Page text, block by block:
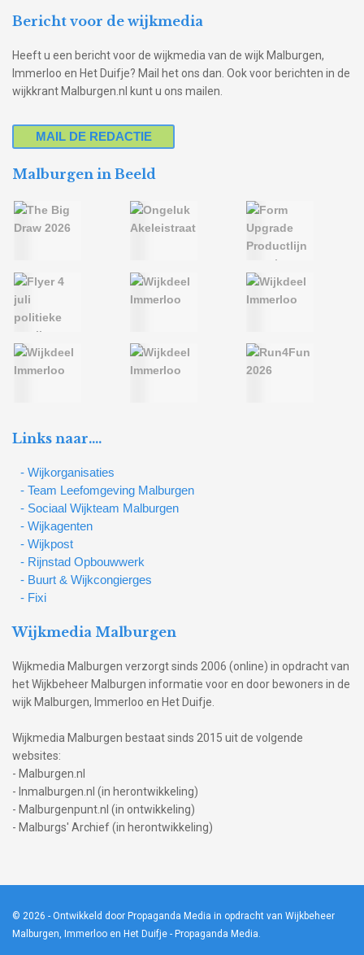
Bericht voor de wijkmedia
Heeft u een bericht voor de wijkmedia van de wijk Malburgen,
Immerloo en Het Duifje? Mail het ons dan. Ook voor berichten in de
wijkkrant Malburgen.nl kunt u ons mailen.
MAIL DE REDACTIE
Malburgen in Beeld
Links naar….
- Wijkorganisaties
- Team Leefomgeving Malburgen
- Sociaal Wijkteam Malburgen
- Wijkagenten
- Wijkpost
- Rijnstad Opbouwwerk
- Buurt & Wijkcongierges
- Fixi
Wijkmedia Malburgen
Wijkmedia Malburgen verzorgt sinds 2006 (online) in opdracht van
het Wijkbeheer Malburgen informatie voor en door bewoners in de
wijk Malburgen, Immerloo en Het Duifje.
Wijkmedia Malburgen bestaat sinds 2015 uit de volgende
websites:
- Malburgen.nl
- Inmalburgen.nl (in herontwikkeling)
- Malburgenpunt.nl (in ontwikkeling)
- Malburgs' Archief (in herontwikkeling)
© 2026 - Ontwikkeld door Propaganda Media in opdracht van Wijkbeheer
Malburgen, Immerloo en Het Duifje - Propaganda Media.